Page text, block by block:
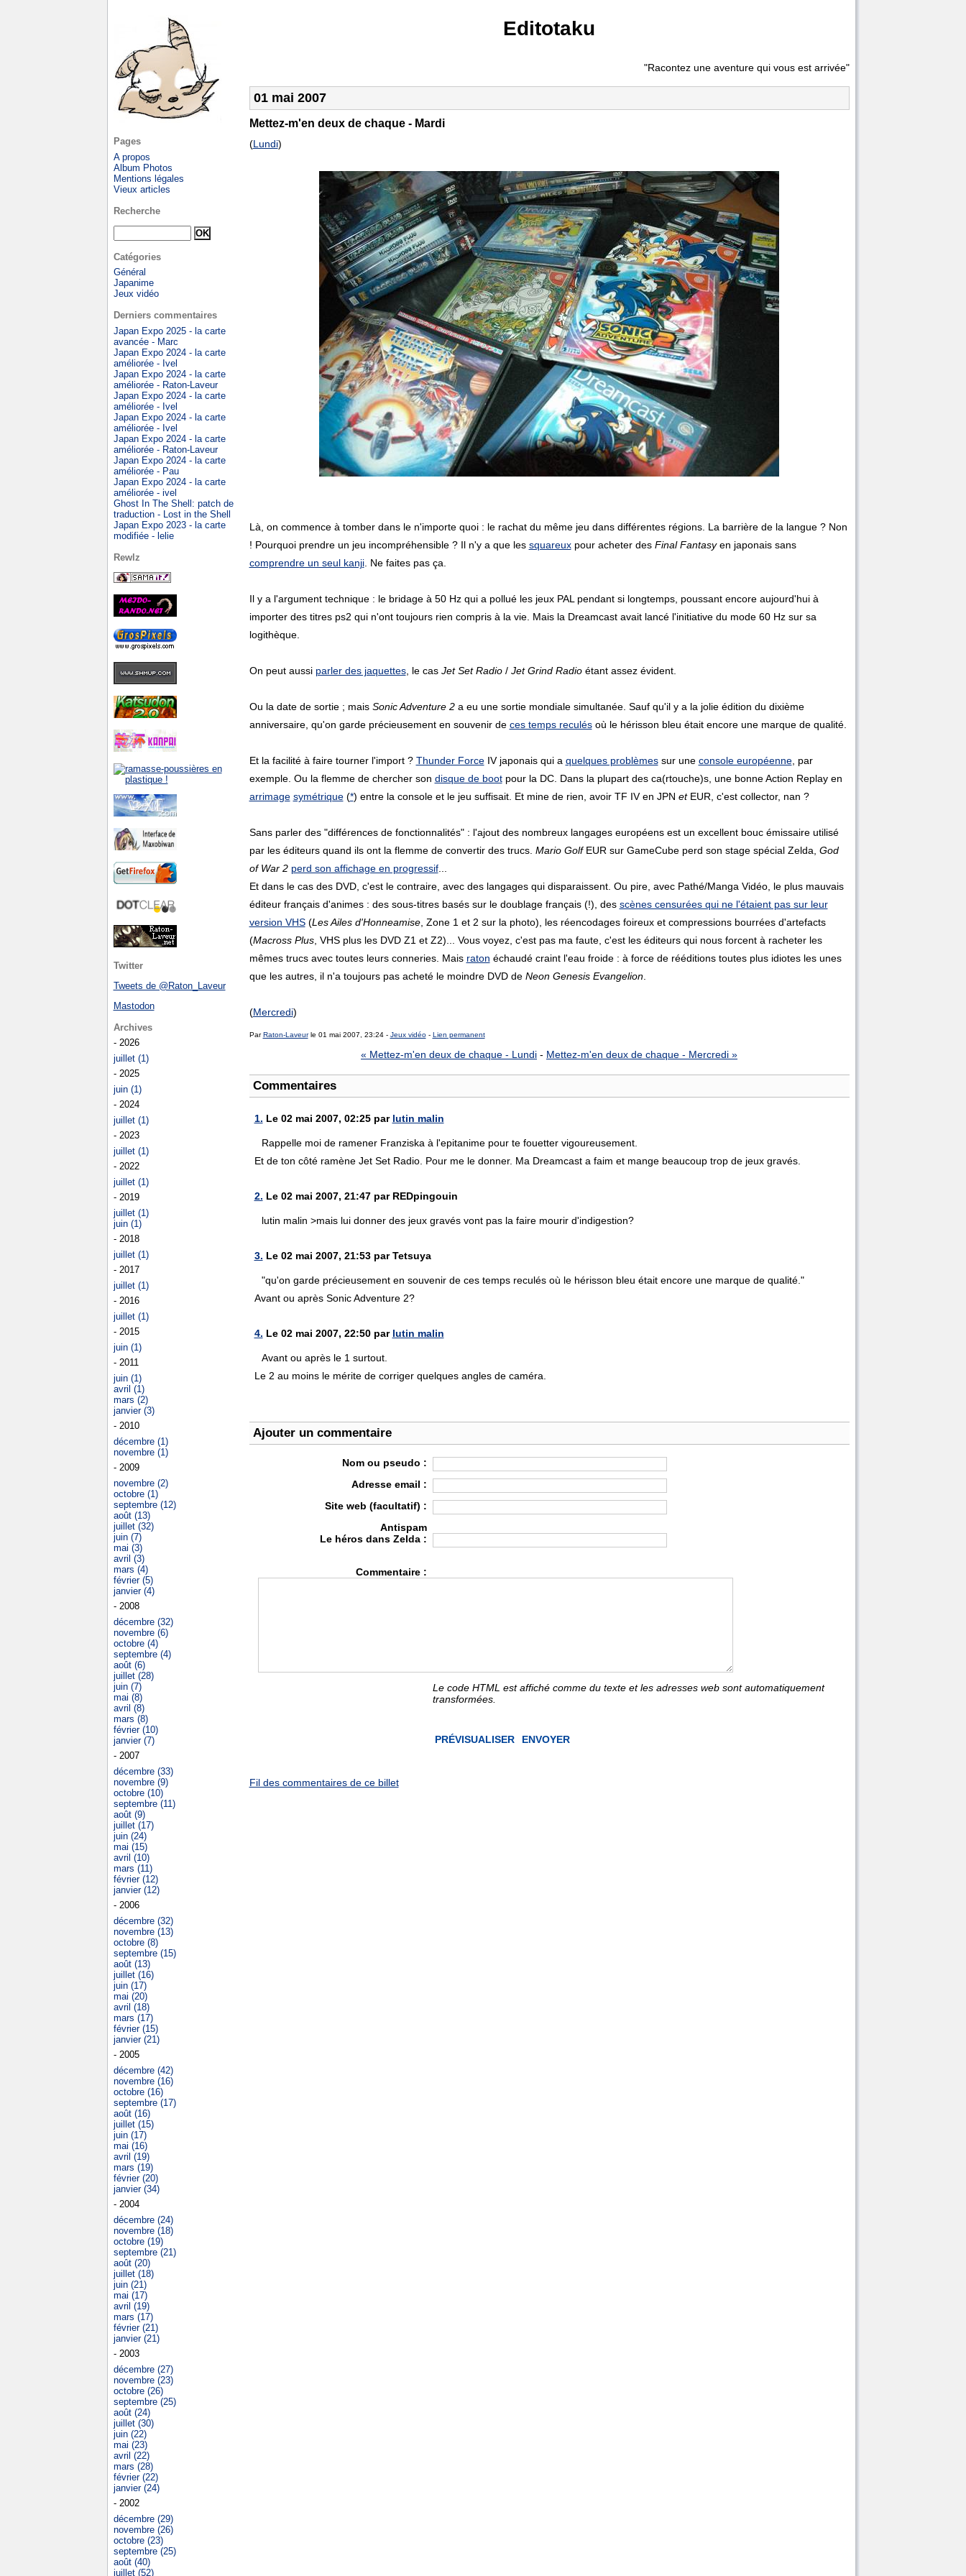
Editotaku
"Racontez une aventure qui vous est arrivée"
01 mai 2007
Mettez-m'en deux de chaque - Mardi
(Lundi)
Là, on commence à tomber dans le n'importe quoi : le rachat du même jeu dans différentes régions. La barrière de la langue ? Non
! Pourquoi prendre un jeu incompréhensible ? Il n'y a que les squareuxpour acheter des Final Fantasyen japonais sans
comprendre un seul kanji. Ne faites pas ça.
Il y a l'argument technique : le bridage à 50 Hz qui a pollué les jeux PAL pendant si longtemps, poussant encore aujourd'hui à
importer des titres ps2 qui n'ont toujours rien compris à la vie. Mais la Dreamcast avait lancé l'initiative du mode 60 Hz sur sa
logithèque.
On peut aussi parler des jaquettes, le cas Jet Set Radio/ Jet Grind Radioétant assez évident.
Ou la date de sortie ; mais Sonic Adventure 2a eu une sortie mondiale simultanée. Sauf qu'il y a la jolie édition du dixième
anniversaire, qu'on garde précieusement en souvenir de ces temps reculésoù le hérisson bleu était encore une marque de qualité.
Et la facilité à faire tourner l'import ? Thunder ForceIV japonais qui a quelques problèmessur une console européenne, par
exemple. Ou la flemme de chercher son disque de bootpour la DC. Dans la plupart des ca(rtouche)s, une bonne Action Replay en
arrimage symétrique(*) entre la console et le jeu suffisait. Et mine de rien, avoir TF IV en JPN etEUR, c'est collector, nan ?
Sans parler des "différences de fonctionnalités" : l'ajout des nombreux langages européens est un excellent bouc émissaire utilisé
par les éditeurs quand ils ont la flemme de convertir des trucs. Mario GolfEUR sur GameCube perd son stage spécial Zelda, God
of War 2 perd son affichage en progressif...
Et dans le cas des DVD, c'est le contraire, avec des langages qui disparaissent. Ou pire, avec Pathé/Manga Vidéo, le plus mauvais
éditeur français d'animes : des sous-titres basés sur le doublage français (!), des scènes censurées qui ne l'étaient pas sur leur
version VHS(Les Ailes d'Honneamise, Zone 1 et 2 sur la photo), les réencodages foireux et compressions bourrées d'artefacts
(Macross Plus, VHS plus les DVD Z1 et Z2)... Vous voyez, c'est pas ma faute, c'est les éditeurs qui nous forcent à racheter les
mêmes trucs avec toutes leurs conneries. Mais raton échaudé craint l'eau froide : à force de rééditions toutes plus idiotes les unes
que les autres, il n'a toujours pas acheté le moindre DVD de Neon Genesis Evangelion.
(Mercredi)
ParRaton-Laveurle 01 mai 2007, 23:24 - Jeux vidéo- Lien permanent
« Mettez-m'en deux de chaque - Lundi - Mettez-m'en deux de chaque - Mercredi »
Commentaires
1. Le 02 mai 2007, 02:25 par lutin malin
Rappelle moi de ramener Franziska à l'epitanime pour te fouetter vigoureusement.
Et de ton côté ramène Jet Set Radio. Pour me le donner. Ma Dreamcast a faim et mange beaucoup trop de jeux gravés.
2. Le 02 mai 2007, 21:47 par REDpingouin
lutin malin >mais lui donner des jeux gravés vont pas la faire mourir d'indigestion?
3. Le 02 mai 2007, 21:53 par Tetsuya
"qu'on garde précieusement en souvenir de ces temps reculés où le hérisson bleu était encore une marque de qualité."
Avant ou après Sonic Adventure 2?
4. Le 02 mai 2007, 22:50 par lutin malin
Avant ou après le 1 surtout.
Le 2 au moins le mérite de corriger quelques angles de caméra.
Ajouter un commentaire
Nom ou pseudo :
Adresse email :
Site web (facultatif) :
Antispam
Le héros dans Zelda :
Commentaire :
Le code HTML est affiché comme du texte et les adresses web sont automatiquement
transformées.
Fil des commentaires de ce billet
Pages
A propos
Album Photos
Mentions légales
Vieux articles
Recherche
Catégories
Général
Japanime
Jeux vidéo
Derniers commentaires
Japan Expo 2025 - la carte
avancée - Marc
Japan Expo 2024 - la carte
améliorée - Ivel
Japan Expo 2024 - la carte
améliorée - Raton-Laveur
Japan Expo 2024 - la carte
améliorée - Ivel
Japan Expo 2024 - la carte
améliorée - Ivel
Japan Expo 2024 - la carte
améliorée - Raton-Laveur
Japan Expo 2024 - la carte
améliorée - Pau
Japan Expo 2024 - la carte
améliorée - ivel
Ghost In The Shell: patch de
traduction - Lost in the Shell
Japan Expo 2023 - la carte
modifiée - lelie
Rewlz
Twitter
Tweets de @Raton_Laveur
Mastodon
Archives
- 2026
juillet (1)
- 2025
juin (1)
- 2024
juillet (1)
- 2023
juillet (1)
- 2022
juillet (1)
- 2019
juillet (1)
juin (1)
- 2018
juillet (1)
- 2017
juillet (1)
- 2016
juillet (1)
- 2015
juin (1)
- 2011
juin (1)
avril (1)
mars (2)
janvier (3)
- 2010
décembre (1)
novembre (1)
- 2009
novembre (2)
octobre (1)
septembre (12)
août (13)
juillet (32)
juin (7)
mai (3)
avril (3)
mars (4)
février (5)
janvier (4)
- 2008
décembre (32)
novembre (6)
octobre (4)
septembre (4)
août (6)
juillet (28)
juin (7)
mai (8)
avril (8)
mars (8)
février (10)
janvier (7)
- 2007
décembre (33)
novembre (9)
octobre (10)
septembre (11)
août (9)
juillet (17)
juin (24)
mai (15)
avril (10)
mars (11)
février (12)
janvier (12)
- 2006
décembre (32)
novembre (13)
octobre (8)
septembre (15)
août (13)
juillet (16)
juin (17)
mai (20)
avril (18)
mars (17)
février (15)
janvier (21)
- 2005
décembre (42)
novembre (16)
octobre (16)
septembre (17)
août (16)
juillet (15)
juin (17)
mai (16)
avril (19)
mars (19)
février (20)
janvier (34)
- 2004
décembre (24)
novembre (18)
octobre (19)
septembre (21)
août (20)
juillet (18)
juin (21)
mai (17)
avril (19)
mars (17)
février (21)
janvier (21)
- 2003
décembre (27)
novembre (23)
octobre (26)
septembre (25)
août (24)
juillet (30)
juin (22)
mai (23)
avril (22)
mars (28)
février (22)
janvier (24)
- 2002
décembre (29)
novembre (26)
octobre (23)
septembre (25)
août (40)
juillet (52)